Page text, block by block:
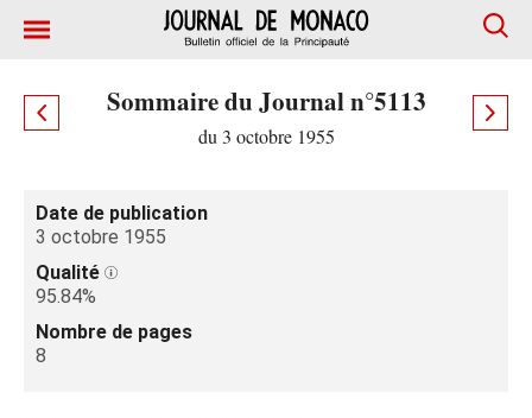
Sommaire du Journal n°5113
du 3 octobre 1955
Date de publication
3 octobre 1955
Qualité
95.84%
Nombre de pages
8